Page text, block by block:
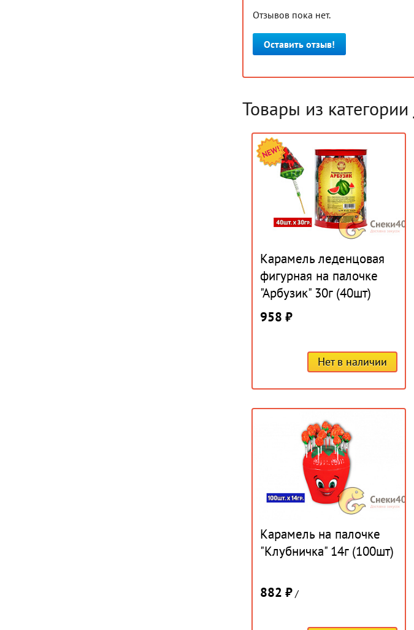
Отзывов пока нет.
Оставить отзыв!
Товары из категории
Карамель леденцовая
фигурная на палочке
"Арбузик" 30г (40шт)
958 ₽
Нет в наличии
Карамель на палочке
"Клубничка" 14г (100шт)
882 ₽/